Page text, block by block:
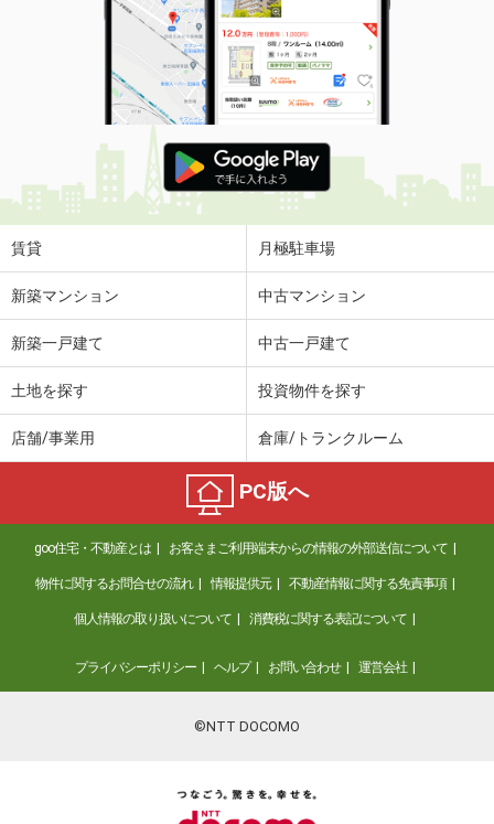
賃貸 月極駐車場
新築マンション 中古マンション
新築一戸建て 中古一戸建て
土地を探す 投資物件を探す
店舗/事業用 倉庫/トランクルーム
PC版へ
goo住宅・不動産とは お客さまご利用端末からの情報の外部送信について
物件に関するお問合せの流れ 情報提供元 不動産情報に関する免責事項
個人情報の取り扱いについて 消費税に関する表記について
プライバシーポリシー ヘルプ お問い合わせ 運営会社
©NTT DOCOMO